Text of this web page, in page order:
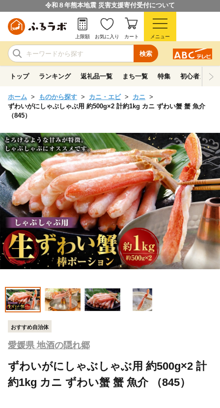
令和８年熊本地震 災害支援寄付受付について
検索
上限額 お気に入り カート メニュー
トップ ランキング 返礼品一覧 まち一覧 特集 初心者ガイド
ホーム ものから探す カニ・エビ
カニ
ずわいがにしゃぶしゃぶ用 約500g×2 計約1kg カニ ずわい蟹 蟹 魚介
（845）
おすすめ自治体
愛媛県 地酒の隠れ郷
ずわいがにしゃぶしゃぶ用 約500g×2 計
約1kg カニ ずわい蟹 蟹 魚介 （845）